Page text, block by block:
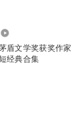
盾文学奖获奖作家
经典合集